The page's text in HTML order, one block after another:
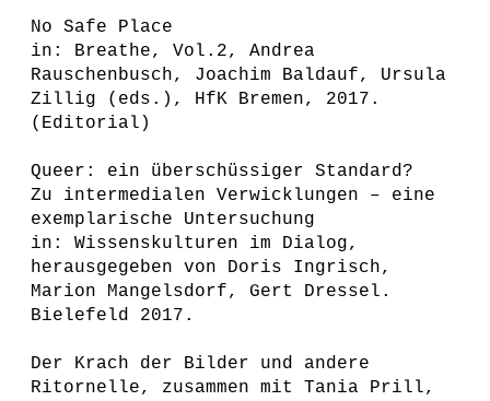
No Safe Place
in: Breathe, Vol.2, Andrea
Rauschenbusch, Joachim Baldauf, Ursula
Zillig (eds.), HfK Bremen, 2017.
(Editorial)
Queer: ein überschüssiger Standard?
Zu intermedialen Verwicklungen – eine
exemplarische Untersuchung
in: Wissenskulturen im Dialog,
herausgegeben von Doris Ingrisch,
Marion Mangelsdorf, Gert Dressel.
Bielefeld 2017.
Der Krach der Bilder und andere
Ritornelle, zusammen mit Tania Prill,